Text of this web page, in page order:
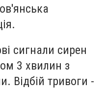
сигнали сирен
3 хвилин з
Відбій тривоги -